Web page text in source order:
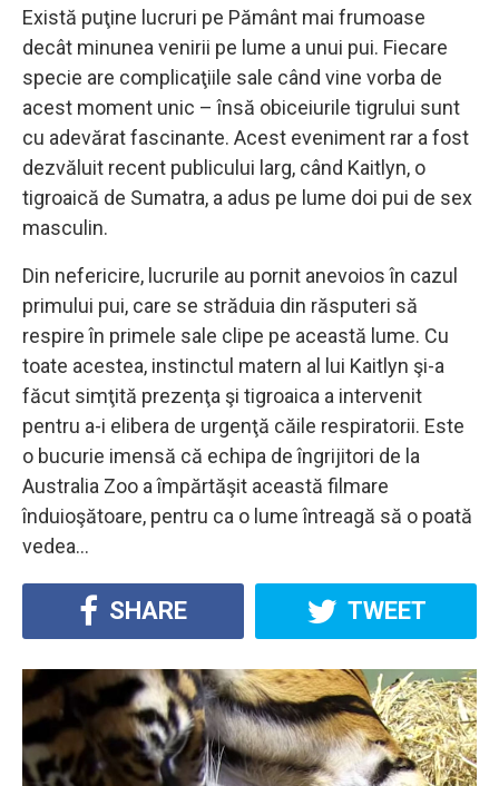
Există puţine lucruri pe Pământ mai frumoase
decât minunea venirii pe lume a unui pui. Fiecare
specie are complicaţiile sale când vine vorba de
acest moment unic – însă obiceiurile tigrului sunt
cu adevărat fascinante. Acest eveniment rar a fost
dezvăluit recent publicului larg, când Kaitlyn, o
tigroaică de Sumatra, a adus pe lume doi pui de sex
masculin.
Din nefericire, lucrurile au pornit anevoios în cazul
primului pui, care se străduia din răsputeri să
respire în primele sale clipe pe această lume. Cu
toate acestea, instinctul matern al lui Kaitlyn şi-a
făcut simţită prezenţa şi tigroaica a intervenit
pentru a-i elibera de urgenţă căile respiratorii. Este
o bucurie imensă că echipa de îngrijitori de la
Australia Zoo a împărtăşit această filmare
înduioşătoare, pentru ca o lume întreagă să o poată
vedea…
SHARE TWEET